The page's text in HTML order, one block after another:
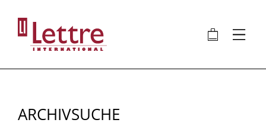
Inhalt
🛍 ⋮
ARCHIVSUCHE